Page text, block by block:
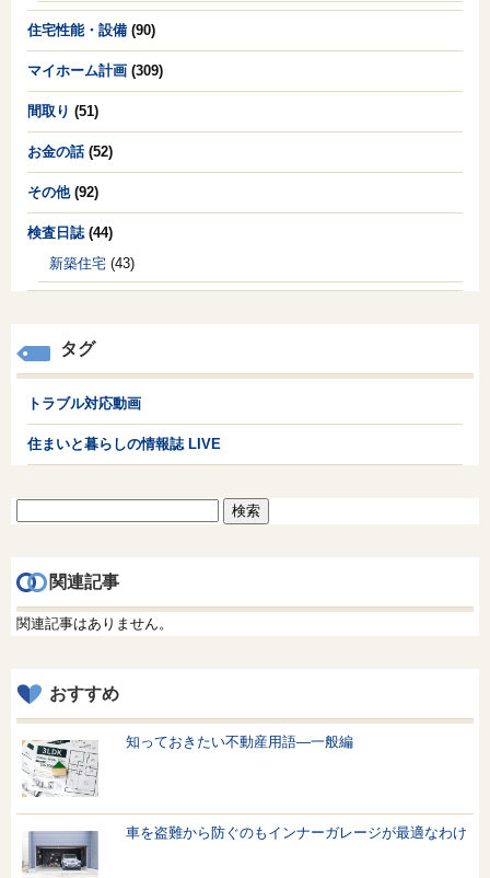
住宅性能・設備 (90)
マイホーム計画 (309)
間取り (51)
お金の話(52)
その他(92)
検査日誌 (44)
新築住宅 (43)
タグ
トラブル対応動画
住まいと暮らしの情報誌 LIVE
関連記事
関連記事はありません。
おすすめ
知っておきたい不動産用語—一般編
車を盗難から防ぐのもインナーガレージが最適なわけ